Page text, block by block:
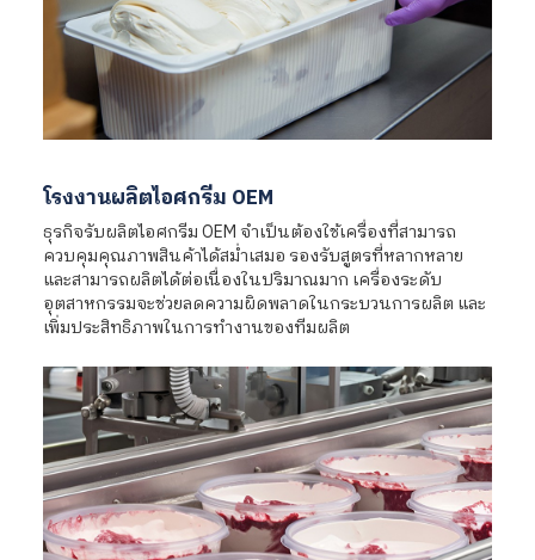
โรงงานผลิตไอศกรีม OEM
ธุรกิจรับผลิตไอศกรีม OEM จำเป็นต้องใช้เครื่องที่สามารถ
ควบคุมคุณภาพสินค้าได้สม่ำเสมอ รองรับสูตรที่หลากหลาย
และสามารถผลิตได้ต่อเนื่องในปริมาณมาก เครื่องระดับ
อุตสาหกรรมจะช่วยลดความผิดพลาดในกระบวนการผลิต และ
เพิ่มประสิทธิภาพในการทำงานของทีมผลิต